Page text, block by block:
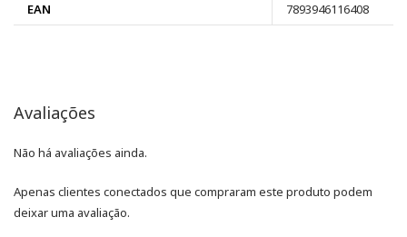
EAN
7893946116408
Avaliações
Não há avaliações ainda.
Apenas clientes conectados que compraram este produto podem
deixar uma avaliação.